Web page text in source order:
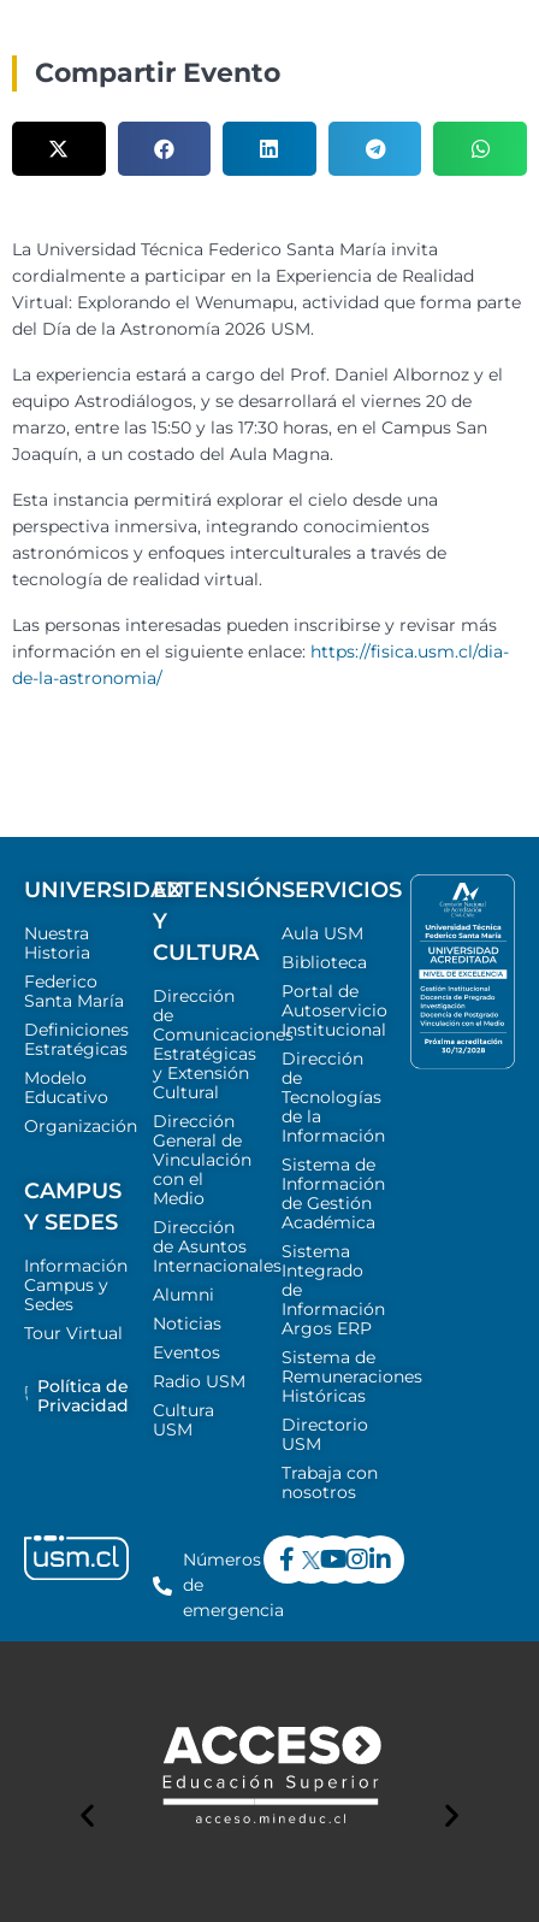
La Universidad Técnica Federico Santa María invita
cordialmente a participar en la Experiencia de Realidad
Virtual: Explorando el Wenumapu, actividad que forma parte
del Día de la Astronomía 2026 USM.
La experiencia estará a cargo del Prof. Daniel Albornoz y el
equipo Astrodiálogos, y se desarrollará el viernes 20 de
marzo, entre las 15:50 y las 17:30 horas, en el Campus San
Joaquín, a un costado del Aula Magna.
Esta instancia permitirá explorar el cielo desde una
perspectiva inmersiva, integrando conocimientos
astronómicos y enfoques interculturales a través de
tecnología de realidad virtual.
Las personas interesadas pueden inscribirse y revisar más
información en el siguiente enlace: https://fisica.usm.cl/dia-
de-la-astronomia/
Compartir Evento
UNIVERSIDAD
Nuestra
Historia
Federico
Santa María
Definiciones
Estratégicas
Modelo
Educativo
Organización
CAMPUS
Y SEDES
Información
Campus y
Sedes
Tour Virtual
Política de
Privacidad
EXTENSIÓN
Y
CULTURA
Dirección
de
Comunicaciones
Estratégicas
y Extensión
Cultural
Dirección
General de
Vinculación
con el
Medio
Dirección
de Asuntos
Internacionales
Alumni
Noticias
Eventos
Radio USM
Cultura
USM
SERVICIOS
Aula USM
Biblioteca
Portal de
Autoservicio
Institucional
Dirección
de
Tecnologías
de la
Información
Sistema de
Información
de Gestión
Académica
Sistema
Integrado
de
Información
Argos ERP
Sistema de
Remuneraciones
Históricas
Directorio
USM
Trabaja con
nosotros
Números
de
emergencia